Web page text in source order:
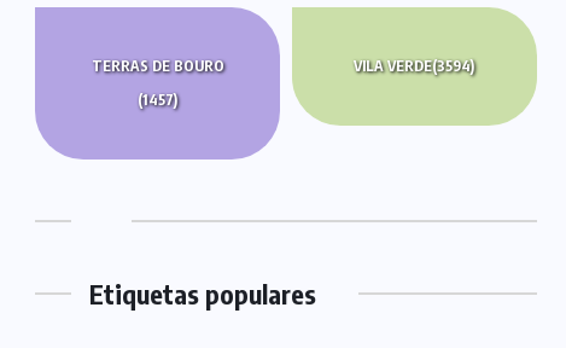
TERRAS DE BOURO
(1457)
VILA VERDE(3594)
Etiquetas populares